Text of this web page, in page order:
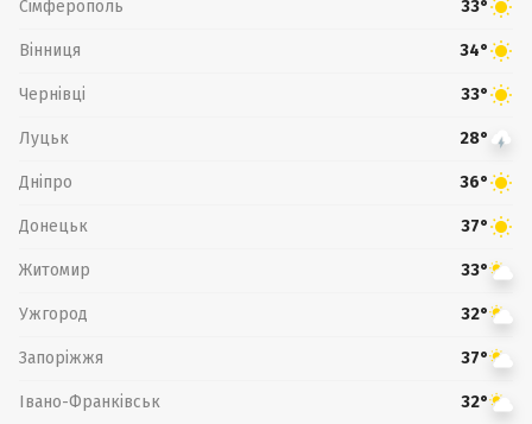
Сімферополь 33°
Вінниця 34°
Чернівці 33°
Луцьк 28°
Дніпро 36°
Донецьк 37°
Житомир 33°
Ужгород 32°
Запоріжжя 37°
Івано-Франківськ 32°